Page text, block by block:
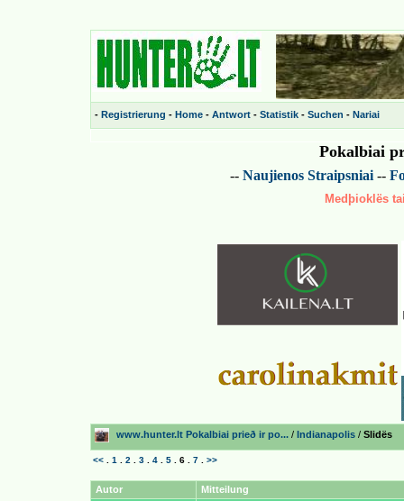
- Registrierung - Home - Antwort - Statistik - Suchen - Nariai
Pokalbiai
-- Naujienos Straipsniai--
Medþioklës
www.hunter.lt Pokalbiai prieð ir po... / Indianapolis / Slidës
<< 1 2 3 4 5 6 7 >>
Autor
Mitteilung